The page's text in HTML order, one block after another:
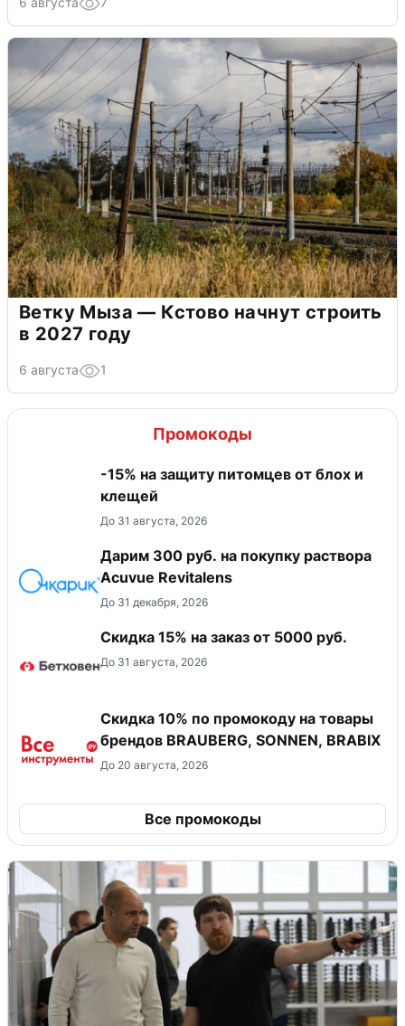
Ветку Мыза — Кстово начнут строить
в 2027 году
6 августа 1
Промокоды
-15% на защиту питомцев от блох и
клещей
До 31 августа, 2026
Дарим 300 руб. на покупку раствора
Acuvue Revitalens
До 31 декабря, 2026
Скидка 15% на заказ от 5000 руб.
До 31 августа, 2026
Скидка 10% по промокоду на товары
брендов BRAUBERG, SONNEN, BRABIX
До 20 августа, 2026
Все промокоды